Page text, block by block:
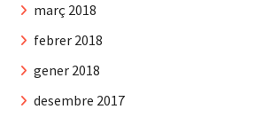
març 2018
febrer 2018
gener 2018
desembre 2017